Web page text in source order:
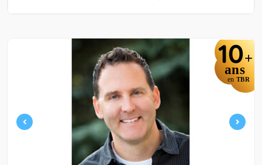
10+
ans
en TBR